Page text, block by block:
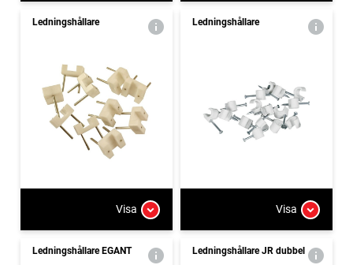
Ledningshållare
Visa
Ledningshållare
Visa
Ledningshållare EGANT Ledningshållare JR dubbel